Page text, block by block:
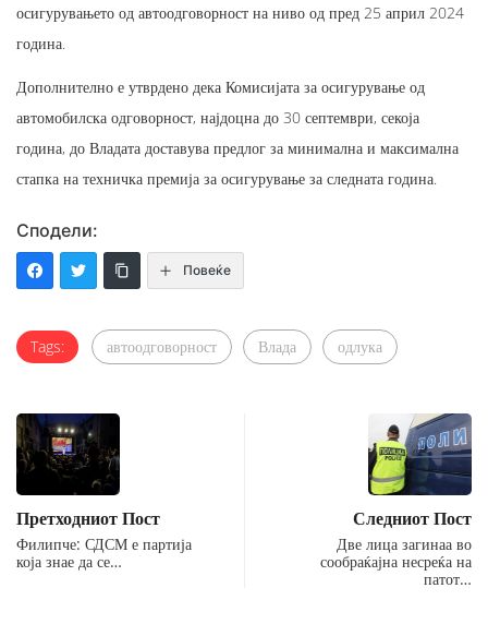
осигурувањето од автоодговорност на ниво од пред 25 април 2024
година.
Дополнително е утврдено дека Комисијата за осигурување од
автомобилска одговорност, најдоцна до 30 септември, секоја
година, до Владата доставува предлог за минимална и максимална
стапка на техничка премија за осигурување за следната година.
Сподели:
Повеќе
Tags: автоодговорност Влада одлука
Претходниот Пост
Филипче: СДСМ е партија
која знае да се…
Следниот Пост
Две лица загинаа во
сообраќајна несреќа на
патот…